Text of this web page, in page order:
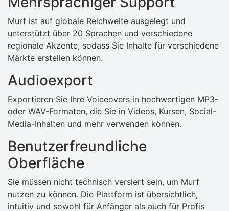
Murf ist auf globale Reichweite ausgelegt und
unterstützt über 20 Sprachen und verschiedene
regionale Akzente, sodass Sie Inhalte für verschiedene
Märkte erstellen können.
Audioexport
Exportieren Sie Ihre Voiceovers in hochwertigen MP3-
oder WAV-Formaten, die Sie in Videos, Kursen, Social-
Media-Inhalten und mehr verwenden können.
Benutzerfreundliche
Oberfläche
Sie müssen nicht technisch versiert sein, um Murf
nutzen zu können. Die Plattform ist übersichtlich,
intuitiv und sowohl für Anfänger als auch für Profis